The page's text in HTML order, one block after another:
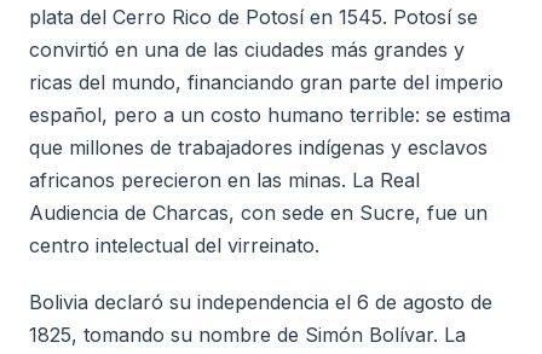
plata del Cerro Rico de Potosí en 1545. Potosí se
convirtió en una de las ciudades más grandes y
ricas del mundo, financiando gran parte del imperio
español, pero a un costo humano terrible: se estima
que millones de trabajadores indígenas y esclavos
africanos perecieron en las minas. La Real
Audiencia de Charcas, con sede en Sucre, fue un
centro intelectual del virreinato.
Bolivia declaró su independencia el 6 de agosto de
1825, tomando su nombre de Simón Bolívar. La